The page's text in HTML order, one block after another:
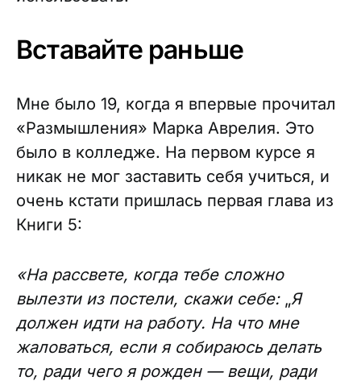
Вставайте раньше
Мне было 19, когда я впервые прочитал
«Размышления» Марка Аврелия. Это
было в колледже. На первом курсе я
никак не мог заставить себя учиться, и
очень кстати пришлась первая глава из
Книги 5:
«На рассвете, когда тебе сложно
вылезти из постели, скажи себе: „Я
должен идти на работу. На что мне
жаловаться, если я собираюсь делать
то, ради чего я рожден — вещи, ради